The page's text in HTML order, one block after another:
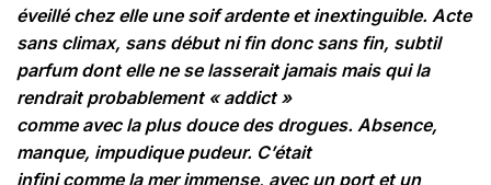
éveillé chez elle une soif ardente et inextinguible. Acte
sans climax, sans début ni fin donc sans fin, subtil
parfum dont elle ne se lasserait jamais mais qui la
rendrait probablement « addict »
comme avec la plus douce des drogues. Absence,
manque, impudique pudeur. C’était
infini comme la mer immense, avec un port et un